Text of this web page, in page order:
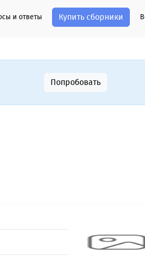
и ответы Купить сборники
Попробовать